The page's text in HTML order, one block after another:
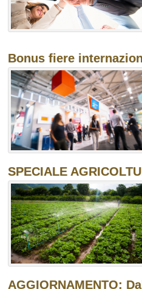
Bonus fiere
SPECIALE
AGGIORNAMENTO: